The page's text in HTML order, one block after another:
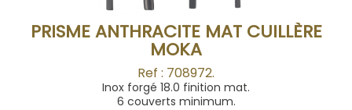
PRISME ANTHRACITE MAT CUILLÈRE
MOKA
Ref : 708972.
Inox forgé 18.0 finition mat.
6 couverts minimum.